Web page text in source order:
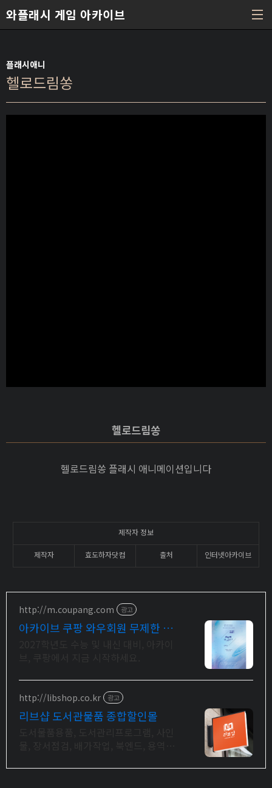
와플래시 게임 아카이브
플래시애니
헬로드림쏭
헬로드림쏭
헬로드림쏭 플래시 애니메이션입니다
제작자 정보
제작자 효도하자닷컴 출처 인터넷아카이브
http://m.coupang.com 광고
아카이브 쿠팡 와우회원 무제한 무
http://libshop.co.kr 광고
리브샵 도서관물품 종합할인몰